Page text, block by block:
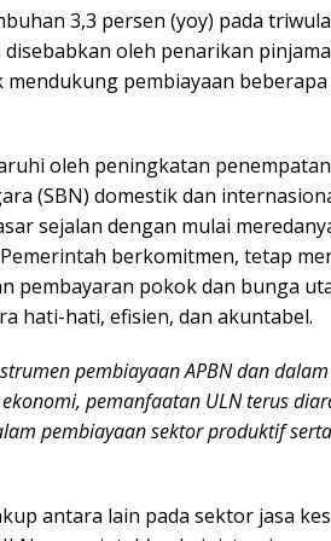
3,3 persen (yoy) pada
oleh penarikan
pembiayaan
oleh peningkatan
(SBN) domestik dan
sejalan dengan mulai
berkomitmen, tetap
pembayaran pokok dan bunga
hati-hati, efisien, dan akuntabel.
pembiayaan APBN dan
pemanfaatan ULN terus
pembiayaan sektor produktif
antara lain pada sektor jasa